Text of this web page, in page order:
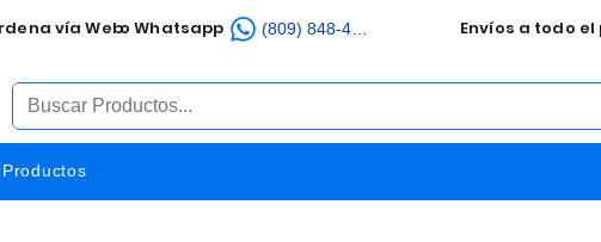
vía Webo Whatsapp Envíos a todo el
Productos